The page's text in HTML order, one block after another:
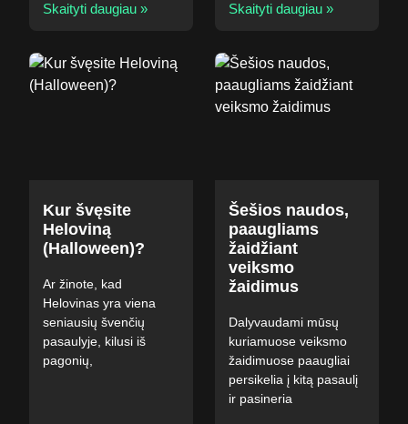
Skaityti daugiau » Skaityti daugiau »
Kur švęsite
Heloviną
(Halloween)?
Ar žinote, kad
Helovinas yra viena
seniausių švenčių
pasaulyje, kilusi iš
pagonių,
Šešios naudos,
paaugliams
žaidžiant
veiksmo
žaidimus
Dalyvaudami mūsų
kuriamuose veiksmo
žaidimuose paaugliai
persikelia į kitą pasaulį
ir pasineria